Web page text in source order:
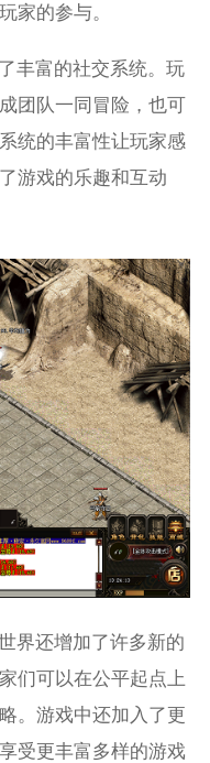
家的参与。
丰富的社交系统。玩
团队一同冒险，也可
统的丰富性让玩家感
游戏的乐趣和互动
界还增加了许多新的
们可以在公平起点上
。游戏中还加入了更
受更丰富多样的游戏